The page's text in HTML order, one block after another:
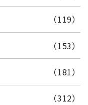
（119）
（153）
（181）
（312）